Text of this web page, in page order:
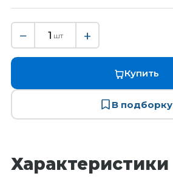
− 1 шт +
Купить
В подборку
Характеристики